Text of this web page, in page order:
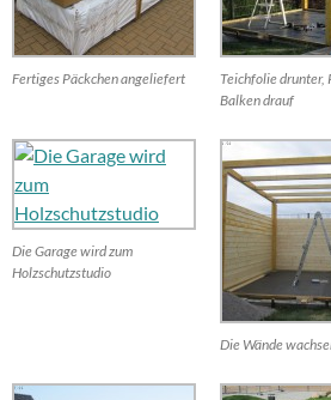
Fertiges Päckchen angeliefert
Teichfolie drunter,
Balken drauf
Die Garage wird zum
Holzschutzstudio
Die Wände